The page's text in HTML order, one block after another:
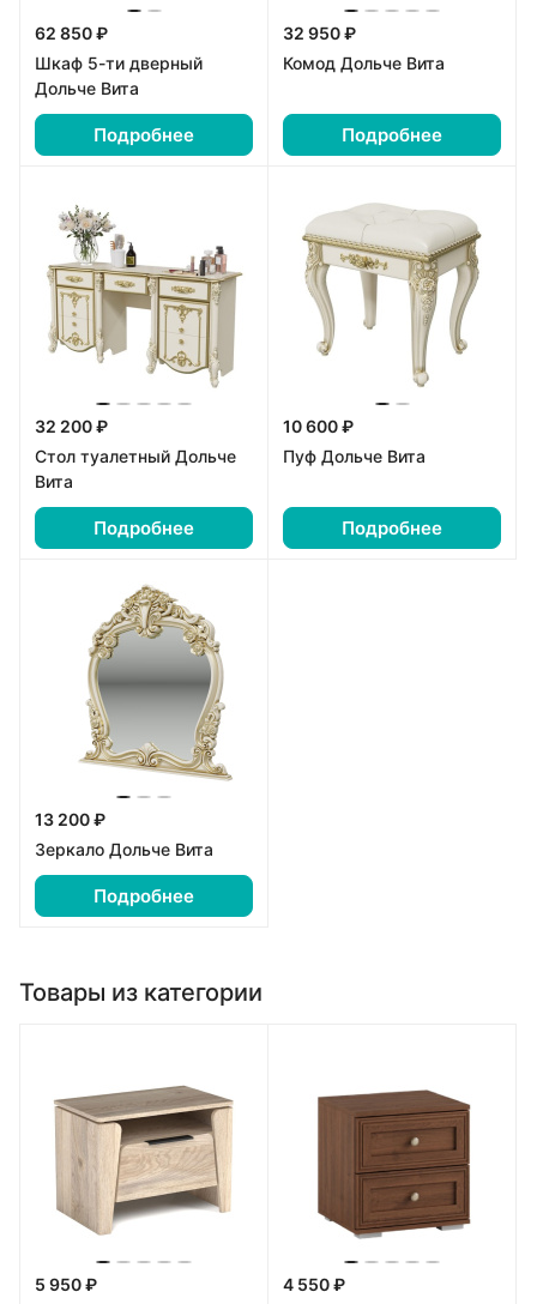
62 850 ₽
Шкаф 5-ти дверный
Дольче Вита
Подробнее
32 950 ₽
Комод Дольче Вита
Подробнее
32 200 ₽
Стол туалетный Дольче
Вита
Подробнее
10 600 ₽
Пуф Дольче Вита
Подробнее
13 200 ₽
Зеркало Дольче Вита
Подробнее
Товары из категории
5 950 ₽
4 550 ₽